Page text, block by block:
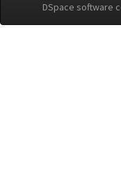
DSpace software